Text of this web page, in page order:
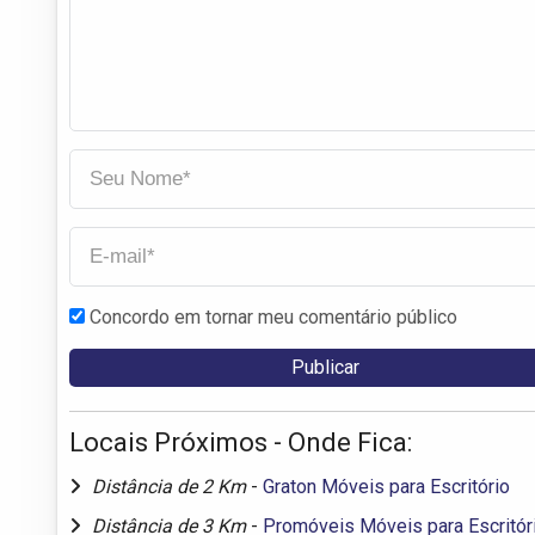
Concordo em tornar meu comentário público
Locais Próximos - Onde Fica:
Distância de 2 Km - Graton Móveis para Escritório
Distância de 3 Km - Promóveis Móveis para